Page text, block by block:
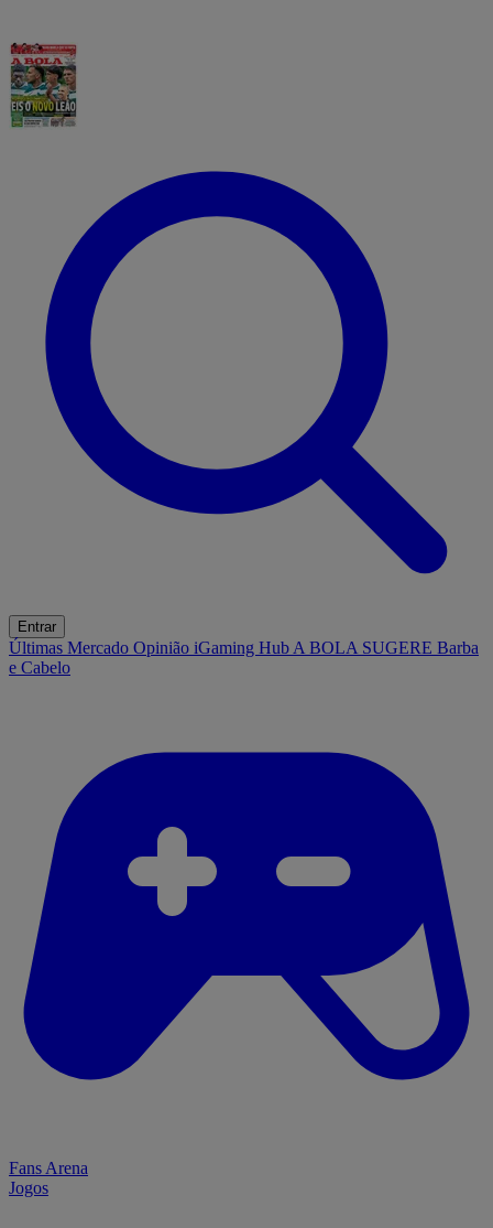
Entrar
Últimas Mercado Opinião iGaming Hub A BOLA SUGERE Barba
e Cabelo
Fans Arena
Jogos